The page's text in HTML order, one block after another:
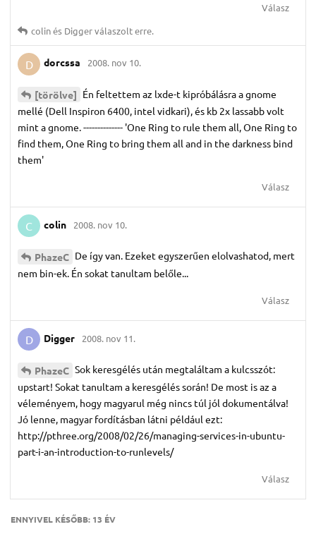
Válasz
colinés Diggerválaszolt erre.
D dorcssa 2008. nov 10.
[törölve] Én feltettem az lxde-t kipróbálásra a gnome
mellé (Dell Inspiron 6400, intel vidkari), és kb 2x lassabb volt
mint a gnome. -------------- 'One Ring to rule them all, One Ring to
find them, One Ring to bring them all and in the darkness bind
them'
Válasz
C colin 2008. nov 10.
PhazeC De így van. Ezeket egyszerűen elolvashatod, mert
nem bin-ek. Én sokat tanultam belőle...
Válasz
D Digger 2008. nov 11.
PhazeC Sok keresgélés után megtaláltam a kulcsszót:
upstart! Sokat tanultam a keresgélés során! De most is az a
véleményem, hogy magyarul még nincs túl jól dokumentálva!
Jó lenne, magyar fordításban látni például ezt:
http://pthree.org/2008/02/26/managing-services-in-ubuntu-
part-i-an-introduction-to-runlevels/
Válasz
ENNYIVEL KÉSŐBB: 13 ÉV